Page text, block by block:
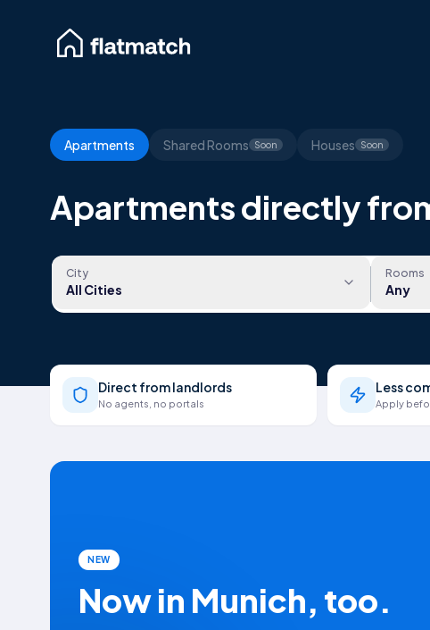
Apartments Shared Rooms Soon Houses Soon
Apartments directly
City
All Cities
Rooms
Any
Direct from landlords
No agents, no portals
Less
Apply
NEW
Now in Munich, too.